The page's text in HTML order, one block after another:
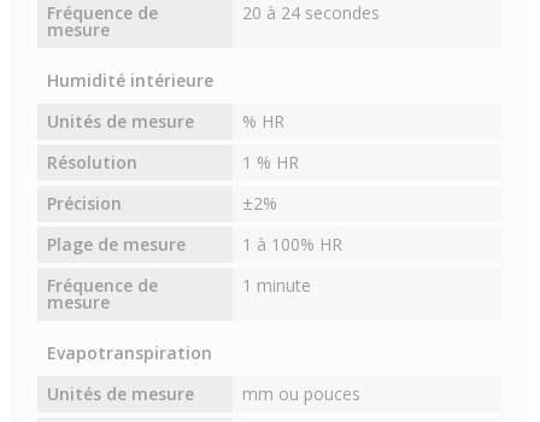
Fréquence de
mesure
20 à 24 secondes
Humidité intérieure
Unités de mesure
% HR
Résolution
1 % HR
Précision
±2%
Plage de mesure
1 à 100% HR
Fréquence de
mesure
1 minute
Evapotranspiration
Unités de mesure
mm ou pouces